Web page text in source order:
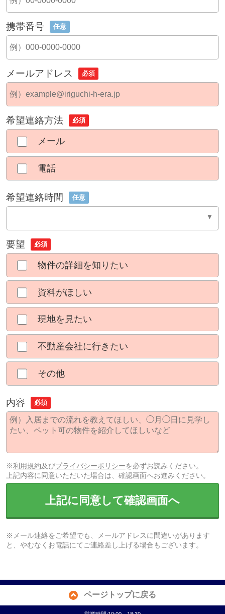
携帯番号 任意
メールアドレス 必須
希望連絡方法 必須
メール
電話
希望連絡時間 任意
要望 必須
物件の詳細を知りたい
資料がほしい
現地を見たい
不動産会社に行きたい
その他
内容 必須
※利用規約及びプライバシーポリシーを必ずお読みください。
上記内容に同意いただいた場合は、確認画面へお進みください。
上記に同意して確認画面へ
※メール連絡をご希望でも、メールアドレスに間違いがあります
と、やむなくお電話にてご連絡差し上げる場合もございます。
ページトップに戻る